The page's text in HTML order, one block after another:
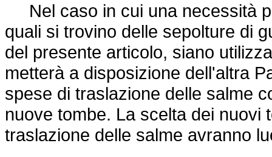
Nel caso in cui una necessità
quali si trovino delle sepolture di
del presente articolo, siano
metterà a disposizione dell'altra
spese di traslazione delle salme
nuove tombe. La scelta dei nuovi
traslazione delle salme avranno